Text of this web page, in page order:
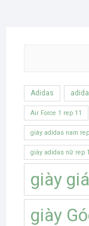
Adidas
Air Force 1 rep 11
giày adidas nam rep
giày adidas nữ rep
giày
giày